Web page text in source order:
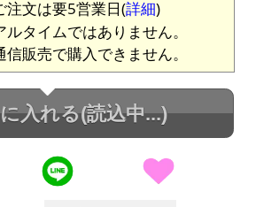
注文は要5営業日(詳細)
タイムではありません。
販売で購入できません。
入れる(読込中...)